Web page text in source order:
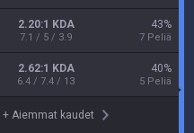
2.20:1 KDA
7.1 / 5 / 3.9
43%
7 Peliä
2.62:1 KDA
6.4 / 7.4 / 13
40%
5 Peliä
+ Aiemmat kaudet